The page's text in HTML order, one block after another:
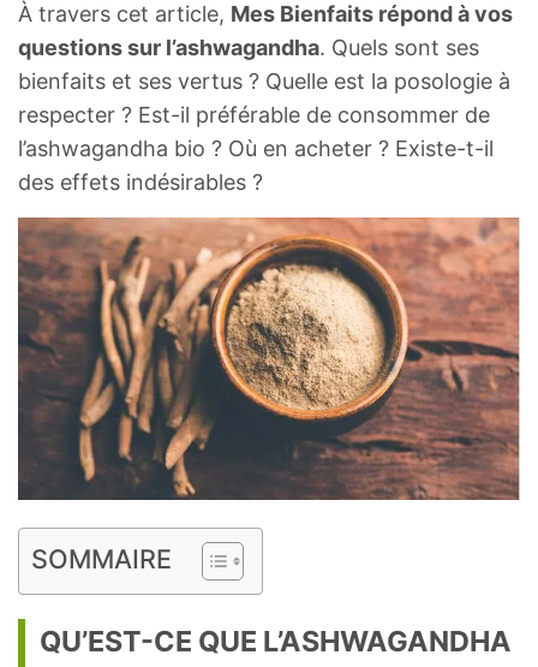
À travers cet article, Mes Bienfaits répond à vos
questions sur l’ashwagandha. Quels sont ses
bienfaits et ses vertus ? Quelle est la posologie à
respecter ? Est-il préférable de consommer de
l’ashwagandha bio ? Où en acheter ? Existe-t-il
des effets indésirables ?
SOMMAIRE
QU’EST-CE QUE L’ASHWAGANDHA